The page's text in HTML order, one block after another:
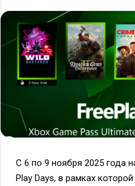
С 6 по 9 ноября 2025 года
Play Days, в рамках